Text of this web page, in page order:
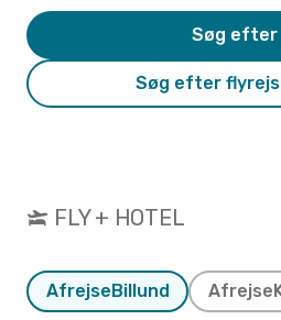
Søg efter
Søg efter
FLY + HOTEL
Afrejse Billund Afrejse